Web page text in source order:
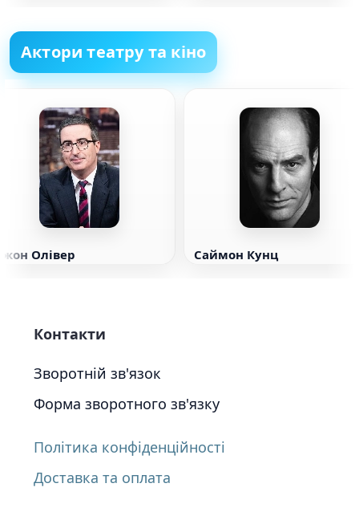
Актори театру та кіно
Олівер Саймон Кунц
Контакти
Зворотній зв'язок
Форма зворотного зв'язку
Політика конфіденційності
Доставка та оплата